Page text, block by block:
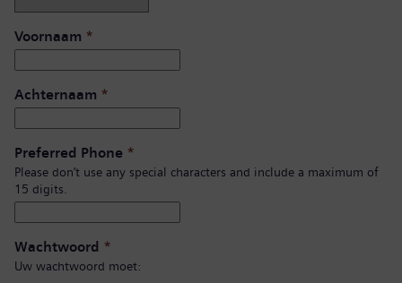
Voornaam *
Achternaam *
Preferred Phone *
Please don’t use any special characters and include a maximum of
15 digits.
Wachtwoord *
Uw wachtwoord moet: